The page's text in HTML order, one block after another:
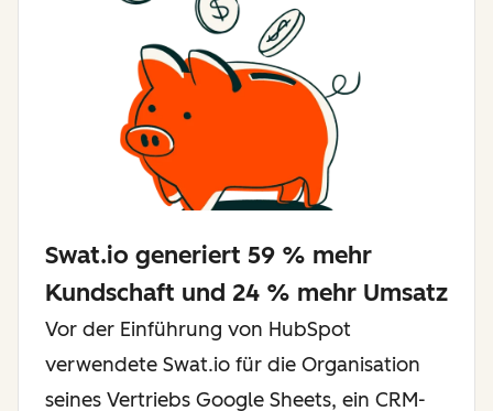
Swat.io generiert 59 % mehr
Kundschaft und 24 % mehr Umsatz
Vor der Einführung von HubSpot
verwendete Swat.io für die Organisation
seines Vertriebs Google Sheets, ein CRM-